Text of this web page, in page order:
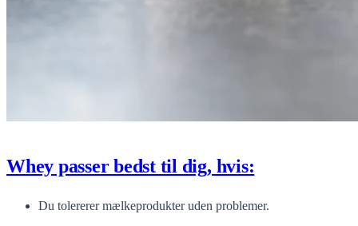
Whey passer bedst til dig, hvis:
Du tolererer mælkeprodukter uden problemer.